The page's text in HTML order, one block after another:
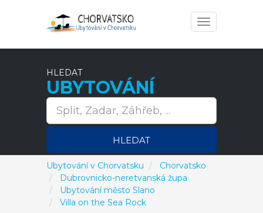
Toggle
navigation
HLEDAT
UBYTOVÁNÍ
HLEDAT
Ubytování v Chorvatsku
Chorvatsko
Dubrovnicko-neretvanská župa
Ubytování město Slano
Villa on the Sea Rock